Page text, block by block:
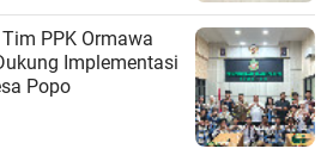
PPK Ormawa
Implementasi
Popo